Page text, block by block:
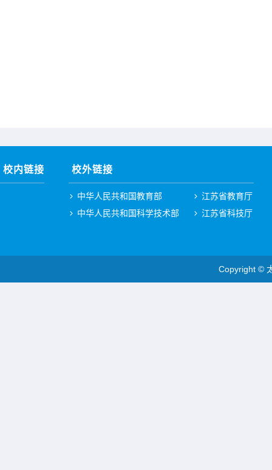
校内链接 校外链接
中华人民共和国教育部
中华人民共和国科学技术部
江苏省教育厅
江苏省科技厅
Copyright ©